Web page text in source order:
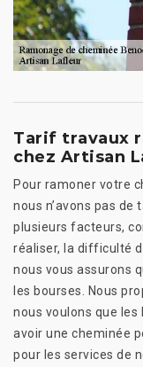
Tarif travaux
chez Artisan
Pour ramoner votre
nous n’avons pas
plusieurs facteurs,
réaliser, la difficulté
nous vous assurons
les bourses. Nous
nous voulons que
avoir une cheminée
pour les services de